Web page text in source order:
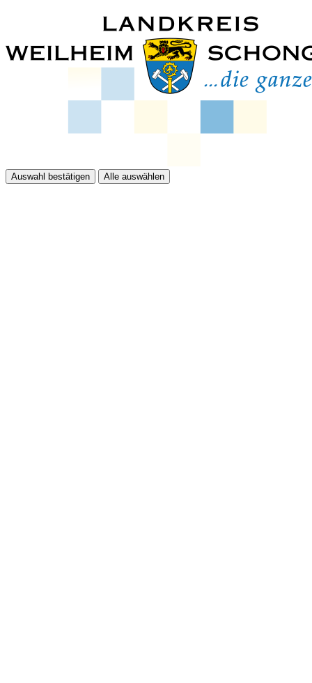
Auswahl bestätigen Alle auswählen